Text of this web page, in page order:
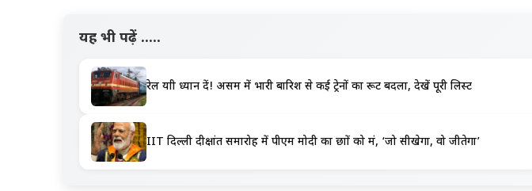
यह भी पढ़ें .....
रेल यात्री ध्यान दें! असम में भारी बारिश से कई ट्रेनों का रूट बदला, देखें पूरी लिस्ट
IIT दिल्ली दीक्षांत समारोह में पीएम मोदी का छात्रों को मंत्र, ‘जो सीखेगा, वो जीतेगा’